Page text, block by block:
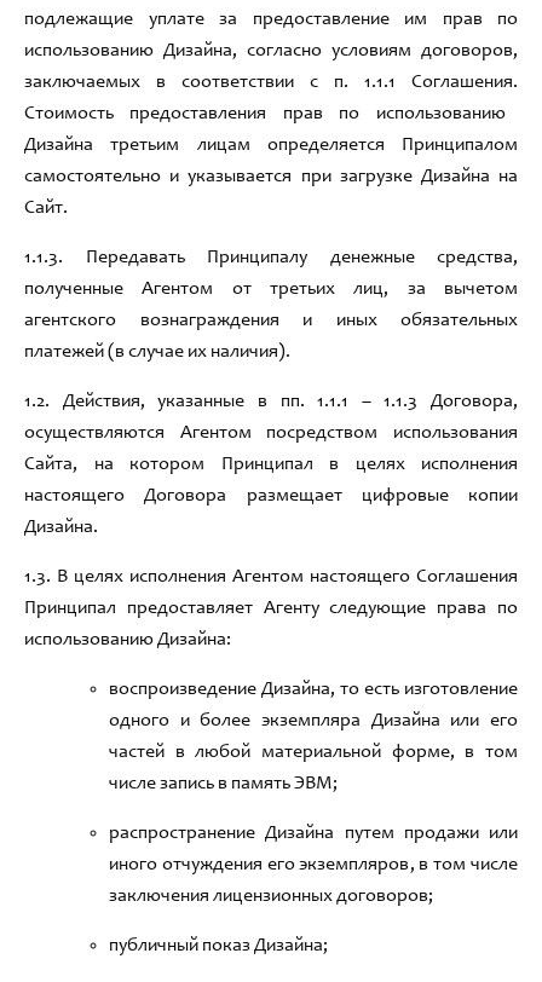
подлежащие уплате за предоставление им прав по
использованию Дизайна, согласно условиям договоров,
заключаемых в соответствии с п. 1.1.1 Соглашения.
Стоимость предоставления прав по использованию
Дизайна третьим лицам определяется Принципалом
самостоятельно и указывается при загрузке Дизайна на
Сайт.
1.1.3. Передавать Принципалу денежныесредства,
полученные Агентом от третьих лиц, за вычетом
агентского вознаграждения
и иных обязательных
платежей (в случае их наличия).
1.2. Действия,указанные в пп. 1.1.1 – 1.1.3 Договора,
осуществляются Агентом посредством использования
Сайта, на котором Принципал в целях исполнения
настоящего Договора размещает цифровые копии
Дизайна.
1.3. В целях исполнения Агентом настоящего Соглашения
Принципал предоставляет Агенту следующие права по
использованию Дизайна:
воспроизведение Дизайна, то есть изготовление
одного и более экземпляра Дизайна или его
частей в любой материальной форме, в том
числе запись в память ЭВМ;
распространение Дизайна путем продажи или
иного отчуждения его экземпляров, в том числе
заключения лицензионных договоров;
публичный показ Дизайна;